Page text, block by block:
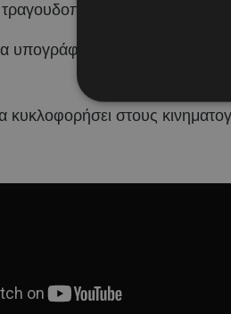
τραγουδοποιός Φοίβος
υπογράφει ο Άγγελος
κυκλοφορήσει στους